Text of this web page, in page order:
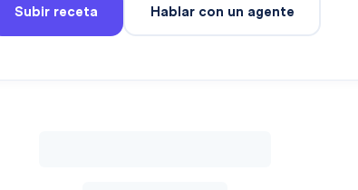
Subir receta Hablar con un agente